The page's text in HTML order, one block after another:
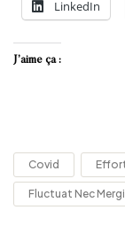
LinkedIn
J’aime ça :
Covid
Fluctuat Nec